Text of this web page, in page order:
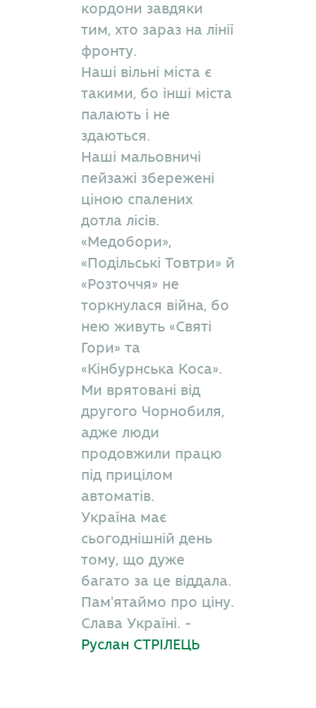
кордони завдяки
тим, хто зараз на лінії
фронту.
Наші вільні міста є
такими, бо інші міста
палають і не
здаються.
Наші мальовничі
пейзажі збережені
ціною спалених
дотла лісів.
«Медобори»,
«Подільські Товтри» й
«Розточчя» не
торкнулася війна, бо
нею живуть «Святі
Гори» та
«Кінбурнська Коса».
Ми врятовані від
другого Чорнобиля,
адже люди
продовжили працю
під прицілом
автоматів.
Україна має
сьогоднішній день
тому, що дуже
багато за це віддала.
Пам'ятаймо про ціну.
Слава Україні. -
Руслан СТРІЛЕЦЬ